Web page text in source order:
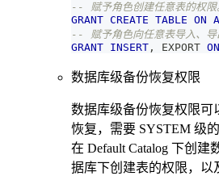
-- 赋予角色创建任意表的权限
GRANT CREATE TABLE ON
-- 赋予角色向任意表导入、导
GRANT INSERT , EXPORT ON
数据库级备份恢复权限
数据库级备份恢复权限可
恢复，需要 SYSTEM 级
在 Default Catalog 下创
据库下创建表的权限，以